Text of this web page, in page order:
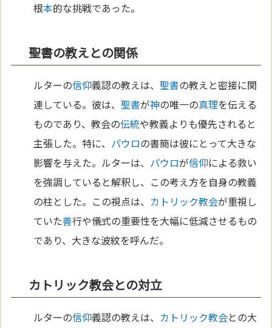
根本的な挑戦であった。
聖書の教えとの関係
ルターの信仰義認の教えは、聖書の教えと密接に関
連している。彼は、聖書が神の唯一の真理を伝える
ものであり、教会の伝統や教義よりも優先されると
主張した。特に、 パウロの書簡は彼にとって大きな
影響を与えた。ルターは、 パウロが信仰による救い
を強調していると解釈し、この考え方を自身の教義
の柱とした。この視点は、 カトリック教会が重視し
ていた善行や儀式の重要性を大幅に低減させるもの
であり、大きな波紋を呼んだ。
カトリック教会との対立
ルターの信仰義認の教えは、 カトリック教会との大